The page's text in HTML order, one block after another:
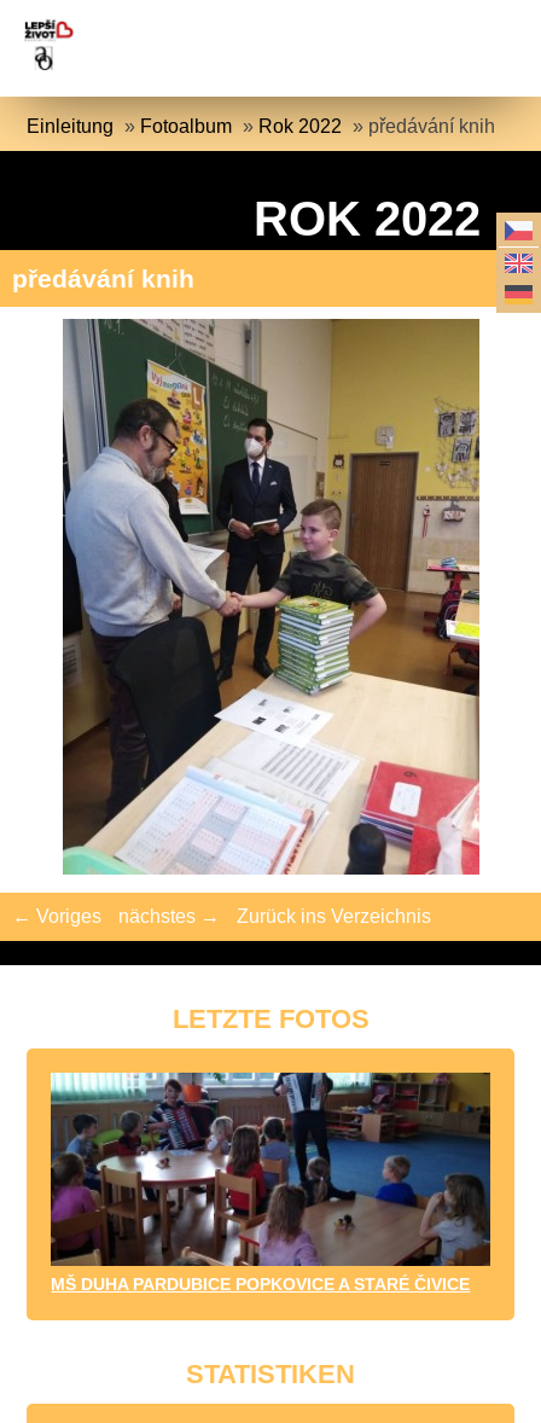
Einleitung » Fotoalbum » Rok 2022 » předávání knih
ROK 2022
předávání knih
← Voriges nächstes → Zurück ins Verzeichnis
LETZTE FOTOS
MŠ DUHA PARDUBICE POPKOVICE A STARÉ ČIVICE
STATISTIKEN